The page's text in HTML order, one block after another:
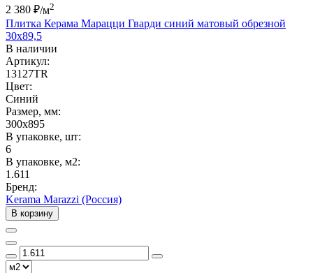
2 380 ₽/м2
Плитка Керама Марацци Гварди синий матовый обрезной
30x89,5
В наличии
Артикул:
13127TR
Цвет:
Синий
Размер, мм:
300x895
В упаковке, шт:
6
В упаковке, м2:
1.611
Бренд:
Kerama Marazzi (Россия)
В корзину